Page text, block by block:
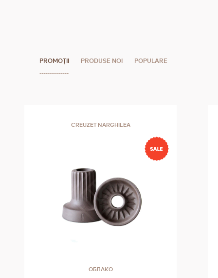
o doză minimă, neschimbată de rășină și nicotină. Spre
PROMOȚII PRODUSE NOI POPULARE
CREUZET NARGHILEA
ОБЛАКО